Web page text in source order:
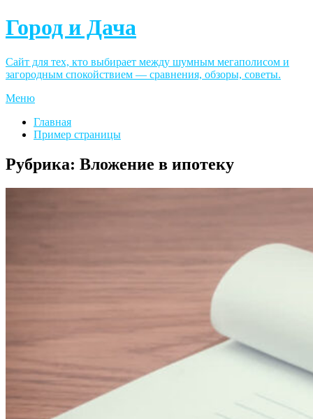
Город и Дача
Сайт для тех, кто выбирает между шумным мегаполисом и
загородным спокойствием — сравнения, обзоры, советы.
Меню
Главная
Пример страницы
Рубрика: Вложение в ипотеку